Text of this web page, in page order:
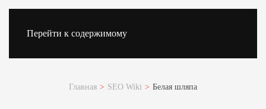
Перейти к содержимому
Главная SEO Wiki Белая шляпа